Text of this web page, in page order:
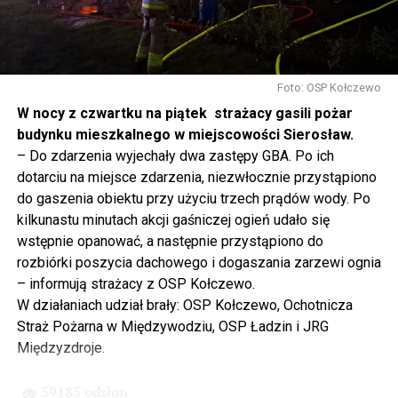
mówię, tutaj, na wyspie Wolin, na wyspie Uznam, Polska
się tutaj nie kończy, Polska się tutaj zaczyna.
Gdyby nie determinacja rządu Prawa i Sprawiedliwości,
to tunel pod Świną do dzisiaj byłby w sferze
projektowania i dyskusji. Ważny tutaj był wkład
samorządu, ale to rząd PiS podjął w tej sprawie
najważniejsze decyzje. Powstał dzięki ogromnej
determinacji rządu najpierw Pani Premier Beaty Szydło,
a następnie Pana Premiera Mateusza Morawieckiego.
Chciałbym podziękować Panu Premierowi za to jak
osobiście pilnował powstania tej inwestycji. Cieszymy
się, że turyści również korzystają z tunelu, cieszymy się,
że wśród tych 4 milionów samochodów, które
przejechały już otwartym tunelem w Świnoujściu,
przyjechało tutaj do nas tak wielu turystów z zagranicy
– powiedział Wiceprezes PiS Joachim Brudziński w
Foto: OSP Kołczewo
W nocy z czwartku na piątek strażacy gasili pożar
budynku mieszkalnego w miejscowości Sierosław.
– Do zdarzenia wyjechały dwa zastępy GBA. Po ich
dotarciu na miejsce zdarzenia, niezwłocznie przystąpiono
do gaszenia obiektu przy użyciu trzech prądów wody. Po
kilkunastu minutach akcji gaśniczej ogień udało się
wstępnie opanować, a następnie przystąpiono do
rozbiórki poszycia dachowego i dogaszania zarzewi ognia
– informują strażacy z OSP Kołczewo.
W działaniach udział brały: OSP Kołczewo, Ochotnicza
Straż Pożarna w Międzywodziu, OSP Ładzin i JRG
Międzyzdroje.